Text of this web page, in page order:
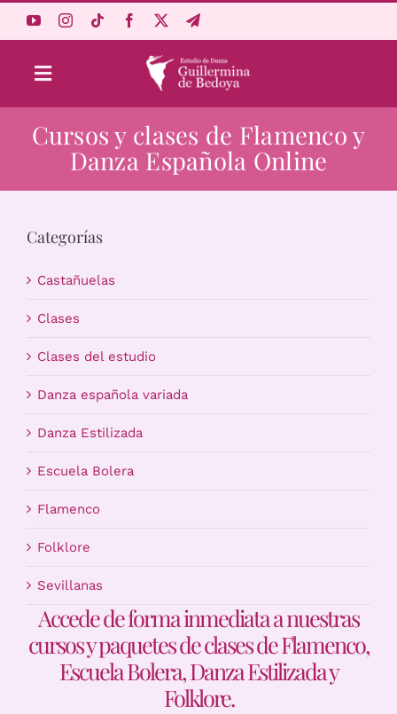
Toggle
Navigation
Aprende Online
Estudio
Carrito
Cursos y clases de Flamenco y
Danza Española Online
Categorías
Castañuelas
Clases
Clases del estudio
Danza española variada
Danza Estilizada
Escuela Bolera
Flamenco
Folklore
Sevillanas
Accede de forma inmediata a nuestras
cursos y paquetes de clases de Flamenco,
Escuela Bolera, Danza Estilizada y
Folklore.